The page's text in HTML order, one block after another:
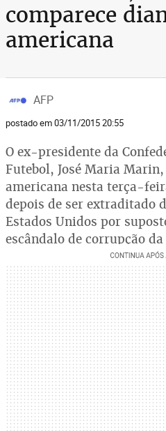
comparece
americana
AFP
postado em 03/11/2015 20:55
O ex-presidente da
Futebol, José Maria
americana nesta terça-
depois de ser extraditado
Estados Unidos por
escândalo de corrupção